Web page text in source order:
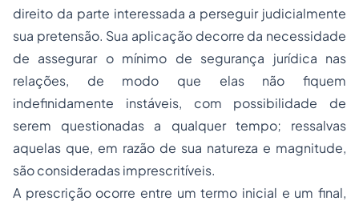
direito da parte interessada a perseguir judicialmente
sua pretensão. Sua aplicação decorre da necessidade
de assegurar o mínimo de segurança jurídica nas
relações, de modo que elas não fiquem
indefinidamente instáveis, com possibilidade de
serem questionadas a qualquer tempo; ressalvas
aquelas que, em razão de sua natureza e magnitude,
são consideradas imprescritíveis.
A prescrição ocorre entre um termo inicial e um final,